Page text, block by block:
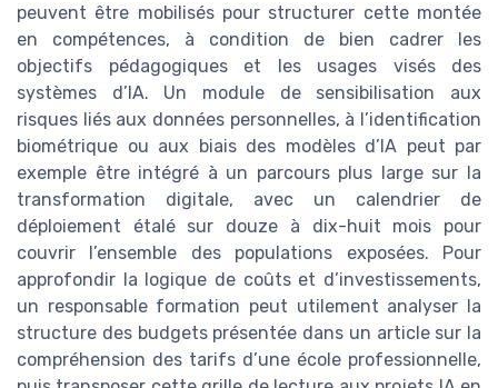
peuvent être mobilisés pour structurer cette montée
en compétences, à condition de bien cadrer les
objectifs pédagogiques et les usages visés des
systèmes d’IA. Un module de sensibilisation aux
risques liés aux données personnelles, à l’identification
biométrique ou aux biais des modèles d’IA peut par
exemple être intégré à un parcours plus large sur la
transformation digitale, avec un calendrier de
déploiement étalé sur douze à dix-huit mois pour
couvrir l’ensemble des populations exposées. Pour
approfondir la logique de coûts et d’investissements,
un responsable formation peut utilement analyser la
structure des budgets présentée dans un article sur la
compréhension des tarifs d’une école professionnelle,